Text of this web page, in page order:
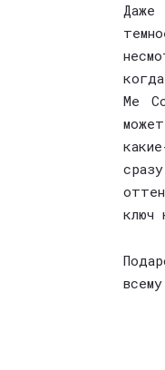
Даже
Me
ключ